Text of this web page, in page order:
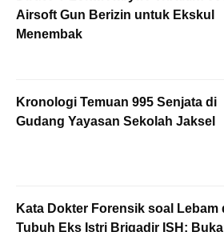
Airsoft Gun Berizin untuk Ekskul
Menembak
Kronologi Temuan 995 Senjata di
Gudang Yayasan Sekolah Jaksel
Kata Dokter Forensik soal Lebam
Tubuh Eks Istri Brigadir ISH: